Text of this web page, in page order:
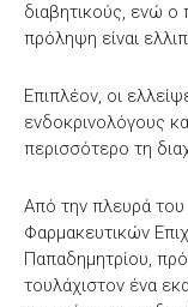
διαβητικούς, ενώ ο
πρόληψη είναι
Επιπλέον, οι
ενδοκρινολόγους
περισσότερο τη
Από την πλευρά
Φαρμακευτικών
Παπαδημητρίου,
τουλάχιστον ένα